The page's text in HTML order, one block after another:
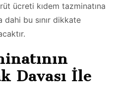
ücreti kıdem tazminatına
dahi bu sınır dikkate
Davası İle